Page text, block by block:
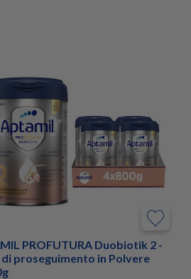
PROFUTURA Duobiotik 2 -
proseguimento in Polvere